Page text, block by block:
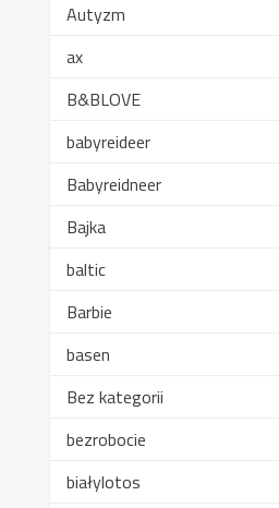
Autyzm
ax
B&BLOVE
babyreideer
Babyreidneer
Bajka
baltic
Barbie
basen
Bez kategorii
bezrobocie
białylotos